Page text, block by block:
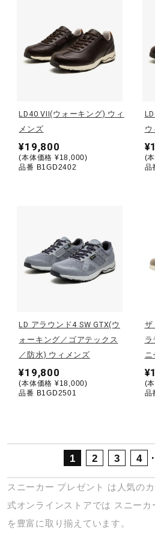
ジュニア／キッズ
コラボ／ライセンス
サポート
取扱店一覧
LD40 VII(ウォーキング) ウィ
メンズ
¥19,800
(本体価格 ¥18,000)
品番 B1GD2402
ウ
(
品
LD アラウンド4 SW GTX(ウ
ォーキング／ゴアテックス
／防水) ウィメンズ
¥19,800
(本体価格 ¥18,000)
品番 B1GD2501
ザ
ラ
ニ
(
品
1 2 3 4
スニーカー プレゼント
は人気の
式オンラインストアでは スニーカ
を豊富に取り揃えています。